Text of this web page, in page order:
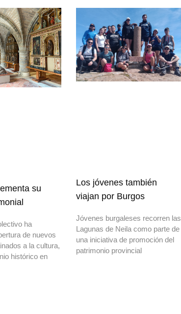
su
ha
de nuevos
a la cultura,
histórico en
Los jóvenes también
viajan por Burgos
Jóvenes burgaleses recorren las
Lagunas de Neila como parte de
una iniciativa de promoción del
patrimonio provincial